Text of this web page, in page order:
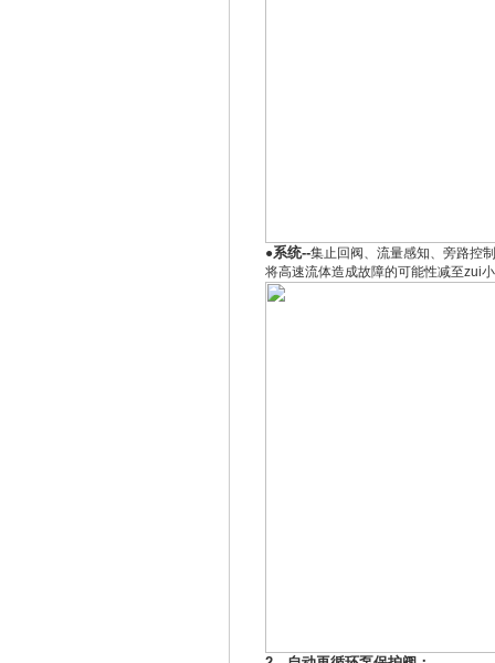
●系统--集止回阀、流量感知、旁路控
将高速流体造成故障的可能性减至zui